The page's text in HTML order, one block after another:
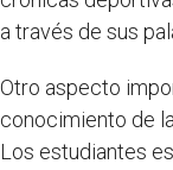
a través de sus
Otro aspecto
conocimiento de
Los estudiantes